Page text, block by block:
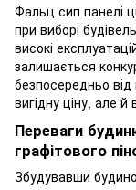
Фальц сип панелі
при виборі
високі
залишається
безпосередньо
вигідну ціну, але й
Переваги
графітового
Збудувавши